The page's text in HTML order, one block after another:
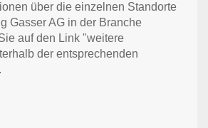
über die einzelnen Standorte
Gasser AG in der Branche
auf den Link "weitere
der entsprechenden